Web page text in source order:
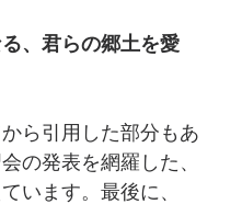
、君らの郷土を愛
ら引用した部分もあ
の発表を網羅した、
います。最後に、